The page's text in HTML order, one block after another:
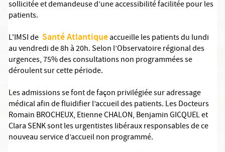
sollicitée et demandeuse d’une accessibilité facilitée pour les
patients.
L'IMSI de Santé Atlantiqueaccueille les patients du lundi
au vendredi de 8h à 20h. Selon l’Observatoire régional des
urgences, 75% des consultations non programmées se
déroulent sur cette période.
Les admissions se font de façon privilégiée sur adressage
médical afin de fluidifier l’accueil des patients. Les Docteurs
Romain BROCHEUX, Etienne CHALON, Benjamin GICQUEL et
Clara SENK sont les urgentistes libéraux responsables de ce
nouveau service d’accueil non programmé.